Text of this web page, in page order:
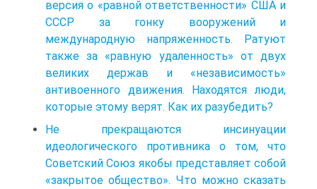
версия о «равной ответственности» США и
СССР за гонку вооружений и
международную напряженность. Ратуют
также за «равную удаленность» от двух
великих держав и «независимость»
антивоенного движения. Находятся люди,
которые этому верят. Как их разубедить?
Не прекращаются инсинуации
идеологического противника о том, что
Советский Союз якобы представляет собой
«закрытое общество». Что можно сказать